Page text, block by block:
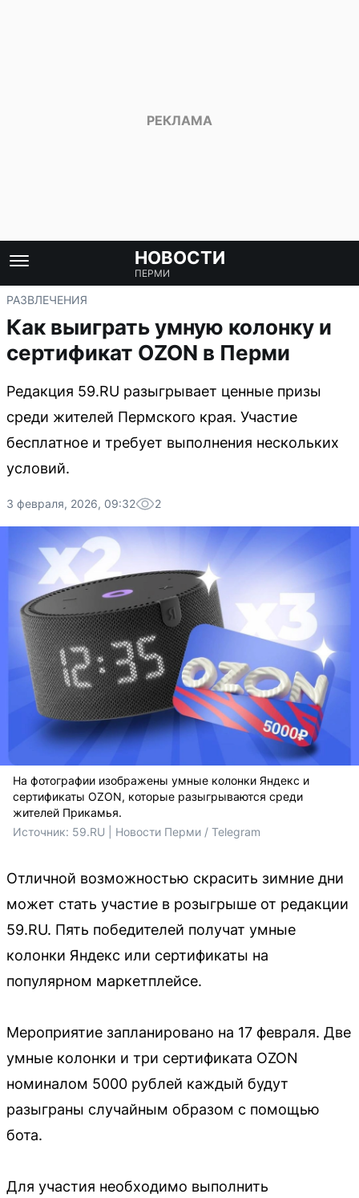
НОВОСТИ
ПЕРМИ
РАЗВЛЕЧЕНИЯ
Как выиграть умную колонку и
сертификат OZON в Перми
Редакция 59.RU разыгрывает ценные призы
среди жителей Пермского края. Участие
бесплатное и требует выполнения нескольких
условий.
3 февраля, 2026, 09:32 2
На фотографии изображены умные колонки Яндекс и
сертификаты OZON, которые разыгрываются среди
жителей Прикамья.
Источник: 59.RU | Новости Перми / Telegram
Отличной возможностью скрасить зимние дни
может стать участие в розыгрыше от редакции
59.RU. Пять победителей получат умные
колонки Яндекс или сертификаты на
популярном маркетплейсе.
Мероприятие запланировано на 17 февраля. Две
умные колонки и три сертификата OZON
номиналом 5000 рублей каждый будут
разыграны случайным образом с помощью
бота.
Для участия необходимо выполнить